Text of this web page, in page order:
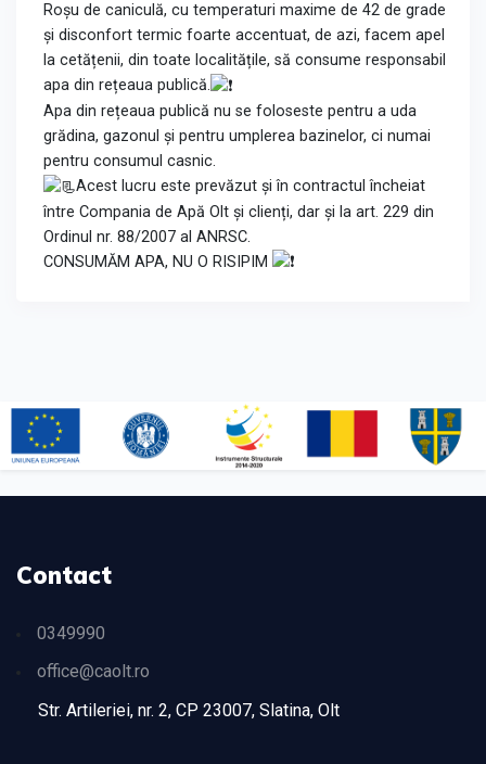
Roșu de caniculă, cu temperaturi maxime de 42 de grade
și disconfort termic foarte accentuat, de azi, facem apel
la cetățenii, din toate localitățile, să consume responsabil
apa din rețeaua publică.
Apa din rețeaua publică nu se foloseste pentru a uda
grădina, gazonul și pentru umplerea bazinelor, ci numai
pentru consumul casnic.
Acest lucru este prevăzut și în contractul încheiat
între Compania de Apă Olt și clienți, dar și la art. 229 din
Ordinul nr. 88/2007 al ANRSC.
CONSUMĂM APA, NU O RISIPIM
Contact
0349990
office@caolt.ro
Str. Artileriei, nr. 2, CP 23007, Slatina, Olt